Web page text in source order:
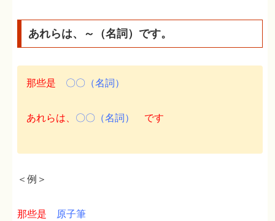
あれらは、～（名詞）です。
那些是 〇〇（名詞）
あれらは、 〇〇（名詞） です
＜例＞
那些是 原子筆